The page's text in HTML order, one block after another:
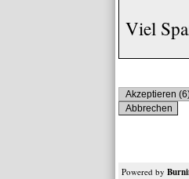
Viel
Powered by